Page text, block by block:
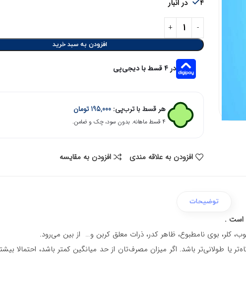
4 در انبار
افزودن به سبد خرید
در ۴ قسط با دیجی‌پی
هر قسط با ترب‌پی: 195,000 تومان
۴ قسط ماهانه. بدون سود، چک و ضامن.
افزودن به علاقه مندی افزودن به مقایسه
توضیحات
است .
کلر، بوی نامطبوع، ظاهر کدر، ذرات معلق کربن و… از بین می‌رود.